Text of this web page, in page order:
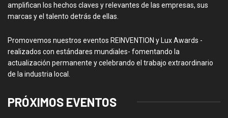
amplifican los hechos claves y relevantes de las empresas, sus
marcas y el talento detrás de ellas.
Promovemos nuestros eventos REINVENTION y Lux Awards -
realizados con estándares mundiales- fomentando la
actualización permanente y celebrando el trabajo extraordinario
de la industria local.
PRÓXIMOS EVENTOS